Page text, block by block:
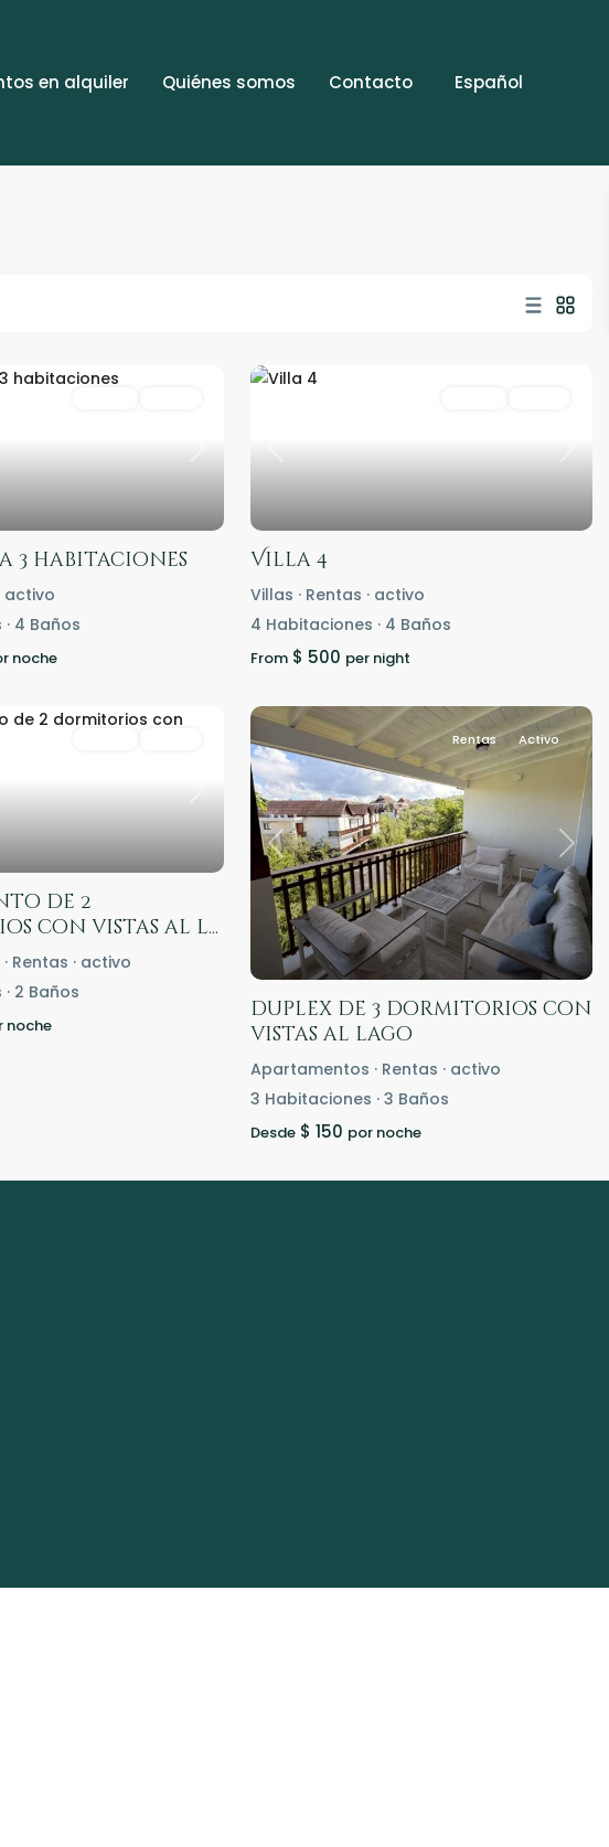
en alquiler Quiénes somos Contacto Español
Next
3 habitaciones
activo
· 4 Baños
noche
Previous Next
Villa 4
Villas · Rentas · activo
4 Habitaciones · 4 Baños
From$ 500 per night
Next
de 2
con vistas al l...
· Rentas · activo
· 2 Baños
noche
Previous Next
Rentas Activo
duplex de 3 dormitorios con
vistas al lago
Apartamentos · Rentas · activo
3 Habitaciones · 3 Baños
Desde$ 150 por noche